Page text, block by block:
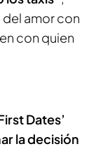
del amor con
con quien
Dates’
la decisión